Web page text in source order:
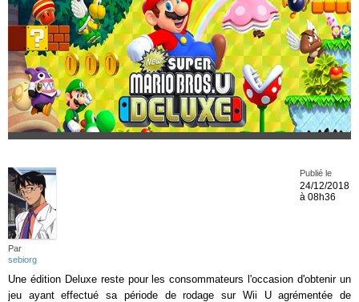
Par
sebiorg
Publié le
24/12/2018
à 08h36
Une édition Deluxe reste pour les consommateurs l'occasion d'obtenir un
jeu ayant effectué sa période de rodage sur Wii U agrémentée de